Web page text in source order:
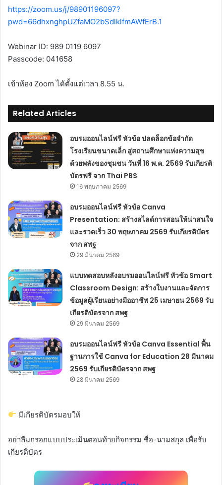
https://zoom.us/j/98901196097?
pwd=66dhxnghpUZfaMO2bSdlklfmAWfErB.1
Webinar ID: 989 0119 6097
Passcode: 041658
เข้าห้อง Zoom ได้ตั้งแต่เวลา 8.55 น.
Related Articles
อบรมออนไลน์ฟรี หัวข้อ ปลดล็อกข้อจำกัด
โรงเรียนขนาดเล็ก สู่สถานศึกษาแห่งความสุข
ด้วยพลังของชุมชน วันที่ 16 พ.ค. 2569 รับเกียรติ
บัตรฟรี จาก Thai PBS
16 พฤษภาคม 2569
อบรมออนไลน์ฟรี หัวข้อ Canva
Presentation: สร้างสไลด์การสอนให้น่าสนใจ
และรวดเร็ว 30 พฤษภาคม 2569 รับเกียรติบัตร
จาก สพฐ
29 มีนาคม 2569
แบบทดสอบหลังอบรมออนไลน์ฟรี หัวข้อ Smart
Classroom Design: สร้างใบงานและจัดการ
ข้อมูลผู้เรียนอย่างมืออาชีพ 25 เมษายน 2569 รับ
เกียรติบัตรจาก สพฐ
29 มีนาคม 2569
อบรมออนไลน์ฟรี หัวข้อ Canva Essential พื้น
ฐานการใช้ Canva for Education 28 มีนาคม
2569 รับเกียรติบัตรจาก สพฐ
28 มีนาคม 2569
มีเกียรติบัตรมอบให้
อย่าลืมกรอกแบบประเมินตอนท้ายกิจกรรม ชื่อ-นามสกุล เพื่อรับ
เกียรติบัตร